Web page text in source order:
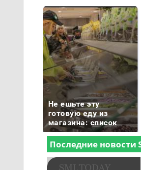
Не ешьте эту
готовую еду из
магазина: список